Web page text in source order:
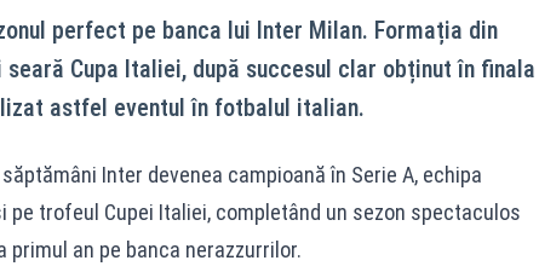
perfect pe banca lui Inter Milan. Formația din
Cupa Italiei, după succesul clar obținut în finala
astfel eventul în fotbalul italian.
Inter devenea campioană în Serie A, echipa
pe trofeul Cupei Italiei, completând un sezon spectaculos
an pe banca nerazzurrilor.